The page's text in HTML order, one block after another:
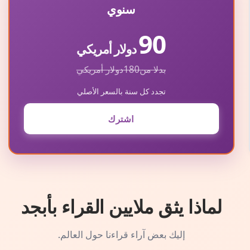
سنوي
90دولار أمريكي
بدلا من180دولار أمريكي
تجدد كل سنة بالسعر الأصلي
اشترك
لماذا يثق ملايين القراء بأبجد
إليك بعض آراء قراءنا حول العالم.